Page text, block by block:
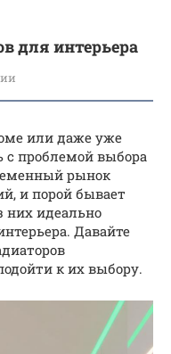
для интерьера
или даже уже
с проблемой выбора
рынок
и порой бывает
них идеально
Давайте
к их выбору.